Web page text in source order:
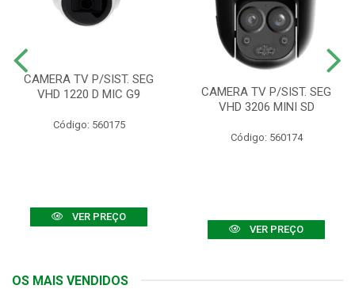
CAMERA TV P/SIST. SEG
VHD 1220 D MIC G9
Código: 560175
VER PREÇO
CAMERA TV P/SIST. SEG
VHD 3206 MINI SD
Código: 560174
VER PREÇO
OS MAIS VENDIDOS